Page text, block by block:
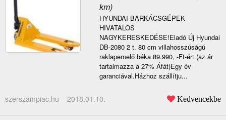
km)
HYUNDAI BARKÁCSGÉPEK
HIVATALOS
NAGYKERESKEDÉSE!Eladó Új Hyundai
DB-2080 2 t. 80 cm villahosszúságú
raklapemelő béka 89.990, -Ft-ért.(az ár
tartalmazza a 27% Áfát)Egy év
garanciával.Házhoz szállítju...
szerszampiac.hu – 2018.01.10. Kedvencekbe